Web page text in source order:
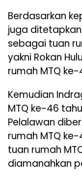
Berdasarkan
juga
sebagai tuan
yakni Rokan
rumah MTQ
Kemudian
MTQ ke-46
Pelalawan
rumah MTQ
tuan rumah
diamanahkan